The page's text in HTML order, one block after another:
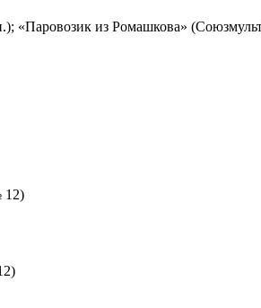
«Паровозик из Ромашкова»
12)